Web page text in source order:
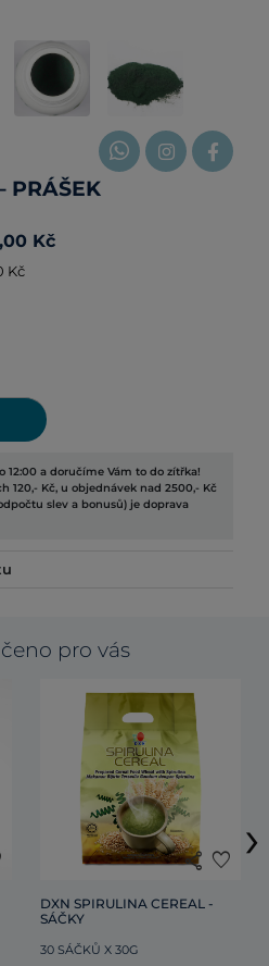
PRÁŠEK
Kč
Kč
12:00 a doručíme Vám to do zítřka!
120,- Kč, u objednávek nad 2500,- Kč
slev a bonusů) je doprava
pro vás
share favorite
DXN SPIRULINA CEREAL -
SÁČKY
30 SÁČKŮ X 30G
›